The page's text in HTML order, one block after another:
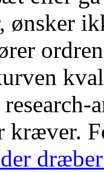
ønsker
kræver.